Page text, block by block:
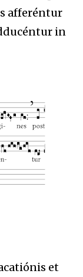
afferéntur
in
et